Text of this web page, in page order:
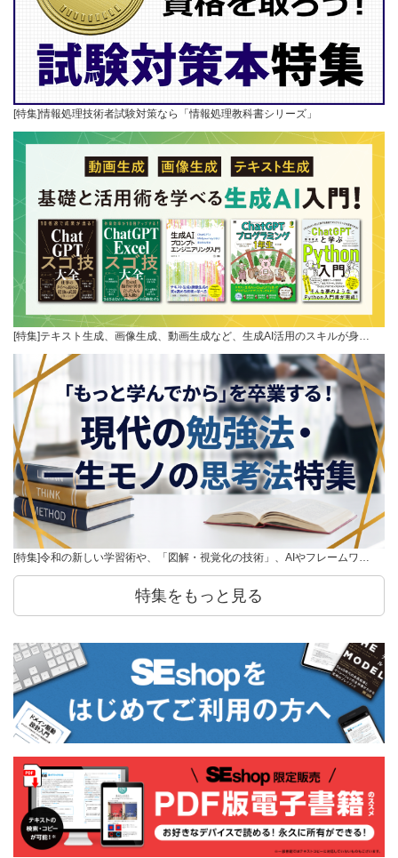
[特集]情報処理技術者試験対策なら「情報処理教科書シリーズ」
[特集]テキスト生成、画像生成、動画生成など、生成AI活用のスキルが身…
[特集]令和の新しい学習術や、「図解・視覚化の技術」、AIやフレームワ…
特集をもっと見る